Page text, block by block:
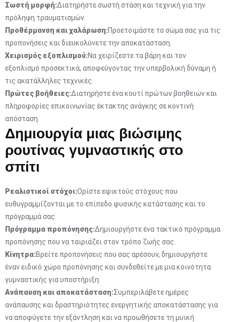
Σωστή μορφή:Διατηρήστε σωστή στάση και τεχνική για την
πρόληψη τραυματισμών.
Προθέρμανση και χαλάρωση:Προετοιμάστε το σώμα σας για τις
προπονήσεις και διευκολύνετε την αποκατάσταση.
Χειρισμός εξοπλισμού:Να χειρίζεστε τα βάρη και τον
εξοπλισμό προσεκτικά, αποφεύγοντας την υπερβολική δύναμη ή
τις ακατάλληλες τεχνικές.
Πρώτες βοήθειες:Διατηρήστε ένα κουτί πρώτων βοηθειών και
πληροφορίες επικοινωνίας έκτακτης ανάγκης σε κοντινή
απόσταση.
Δημιουργία μιας βιώσιμης
ρουτίνας γυμναστικής στο
σπίτι
Ρεαλιστικοί στόχοι:Ορίστε εφικτούς στόχους που
ευθυγραμμίζονται με το επίπεδο φυσικής κατάστασης και το
πρόγραμμά σας.
Πρόγραμμα προπόνησης:Δημιουργήστε ένα τακτικό πρόγραμμα
προπόνησης που να ταιριάζει στον τρόπο ζωής σας.
Κίνητρα:Βρείτε προπονήσεις που σας αρέσουν, δημιουργήστε
έναν ειδικό χώρο προπόνησης και συνδεθείτε με μια κοινότητα
γυμναστικής για υποστήριξη.
Ανάπαυση και αποκατάσταση:Συμπεριλάβετε ημέρες
ανάπαυσης και δραστηριότητες ενεργητικής αποκατάστασης για
να αποφύγετε την εξάντληση και να προωθήσετε τη μυϊκή